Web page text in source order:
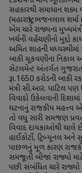
સહકારથી સમાધાન
(મહારાષ્ટ્ર),ભજનલાલ શર્મા
એમ ચારે રાજ્યના
ખર્ચની વહેંચણીનો મુદ્દો
અમિત શાહની
બાકી ચૂકવણીના
સેટલમેન્ટ અંતર્ગત
રૂા.1650 કરોડની
મંત્રી સી.આર. પાટિલ
વિવાદો ઉકેલવાની
ઘટનાનું રાજકીય મહત્ત્વ
તો વધુ સારી સમજણ
વિવાદ દાયકાઓથી
હાઈકોર્ટો, ટ્રિબ્યૂનલ અને
પાછળનું મૂળ કારણ
સમજૂતી બીજાં રાજ્યો
પછી સંબંધિત ચારે